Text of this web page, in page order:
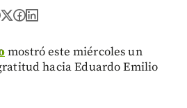
mostró este miércoles un
hacia Eduardo Emilio